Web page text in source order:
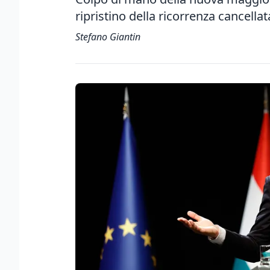
ripristino della ricorrenza
Stefano Giantin